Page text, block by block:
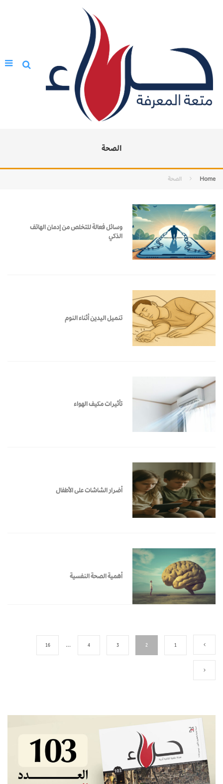
الصحة
Home الصحة
وسائل فعالة للتخلص من إدمان الهاتف
الذكي
تنميل اليدين أثناء النوم
تأثيرات مكيف الهواء
أضرار الشاشات على الأطفال
أهمية الصحة النفسية
1
2
3
4
…
16